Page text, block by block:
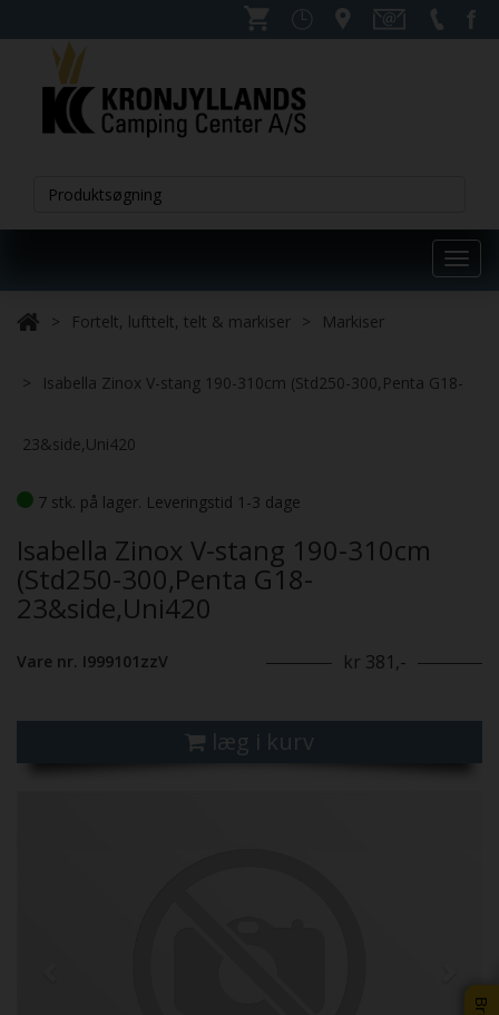
Fortelt, lufttelt, telt & markiser Markiser
Isabella Zinox V-stang 190-310cm (Std250-300,Penta G18-
23&side,Uni420
7 stk. på lager. Leveringstid 1-3 dage
Isabella Zinox V-stang 190-310cm
(Std250-300,Penta G18-
23&side,Uni420
Vare nr. I999101zzV kr 381,-
læg i kurv